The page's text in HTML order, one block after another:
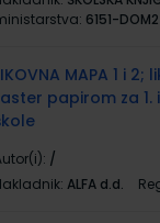
6151-DOM2
MAPA 1 i
papirom za 1.
/
ALFA d.d.